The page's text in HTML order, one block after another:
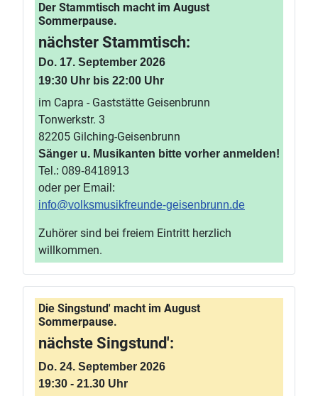
Der Stammtisch macht im August
Sommerpause.
nächster Stammtisch:
Do. 17. September 2026
19:30 Uhr bis 22:00 Uhr
im Capra - Gaststätte Geisenbrunn
Tonwerkstr. 3
82205 Gilching-Geisenbrunn
Sänger u. Musikanten bitte vorher anmelden!
Tel.: 089-8418913
oder per Email:
info@volksmusikfreunde-geisenbrunn.de
Zuhörer sind bei freiem Eintritt herzlich
willkommen.
Die Singstund' macht im August
Sommerpause.
nächste Singstund':
Do. 24. September 2026
19:30 - 21.30 Uhr